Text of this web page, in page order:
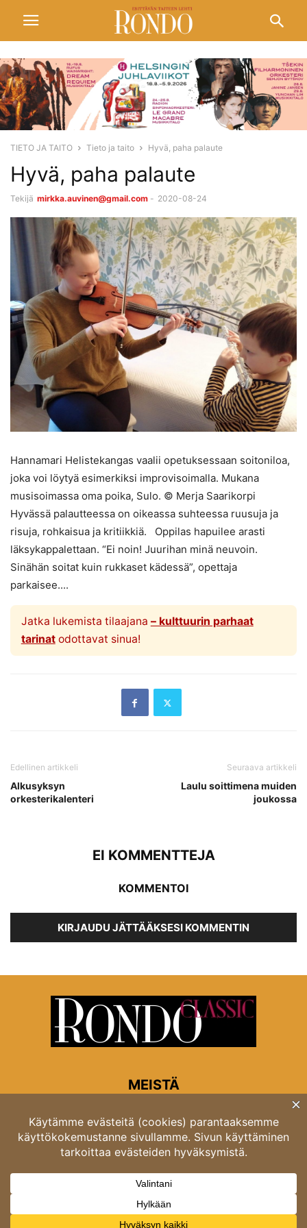
TIETO JA TAITO Tieto ja taito Hyvä, paha palaute
Hyvä, paha palaute
Tekijä mirkka.auvinen@gmail.com - 2020-08-24
Hannamari Helistekangas vaalii opetuksessaan soitoniloa,
joka voi löytyä esimerkiksi improvisoimalla. Mukana
musisoimassa oma poika, Sulo. © Merja Saarikorpi
Hyvässä palautteessa on oikeassa suhteessa ruusuja ja
risuja, rohkaisua ja kritiikkiä. Oppilas hapuilee arasti
läksykappalettaan. “Ei noin! Juurihan minä neuvoin.
Sinähän soitat kuin rukkaset kädessä”, opettaja
parkaisee....
Jatka lukemista tilaajana – kulttuurin parhaat
tarinatodottavat sinua!
Edellinen artikkeli
Alkusyksyn
orkesterikalenteri
Seuraava artikkeli
Laulu soittimena muiden
joukossa
EI KOMMENTTEJA
KOMMENTOI
KIRJAUDU JÄTTÄÄKSESI KOMMENTIN
MEISTÄ
Rondon toimitus
Opastinsilta 6A 00520 Helsinki
Asiakaspalvelu: puh. 03 4246 5318
asiakaspalvelu@rondo.fi
Ota meihin yhteyttä:toimitus@rondo.fi